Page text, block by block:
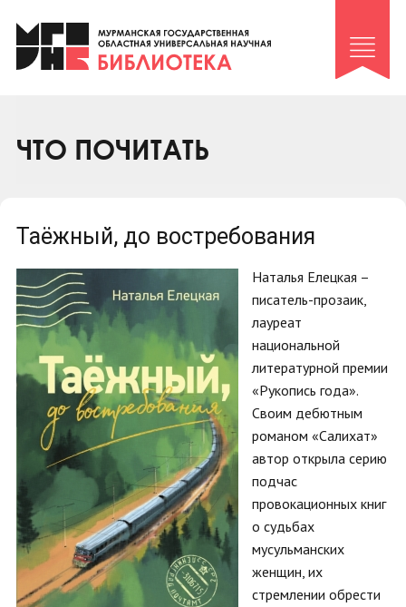
Клуб «Гиря и сельдерей»
Клуб «Семейный архив»
Коллегам
ЧТО ПОЧИТАТЬ
Таёжный, до востребования
Наталья Елецкая –
писатель-прозаик,
лауреат
национальной
литературной премии
«Рукопись года».
Своим дебютным
романом «Салихат»
автор открыла серию
подчас
провокационных книг
о судьбах
мусульманских
женщин, их
стремлении обрести